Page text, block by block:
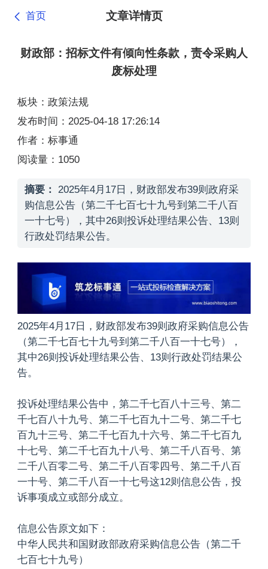
首页 文章详情页
财政部：招标文件有倾向性条款，责令采购人
废标处理
板块：政策法规
发布时间：2025-04-18 17:26:14
作者：标事通
阅读量：1050
摘要：
2025年4月17日，财政部发布39则政府采
购信息公告（第二千七百七十九号到第二千八百
一十七号），其中26则投诉处理结果公告、13则
行政处罚结果公告。
2025年4月17日，财政部发布39则政府采购信息公告
（第二千七百七十九号到第二千八百一十七号），
其中26则投诉处理结果公告、13则行政处罚结果公
告。
投诉处理结果公告中，第二千七百八十三号、第二
千七百八十九号、第二千七百九十二号、第二千七
百九十三号、第二千七百九十六号、第二千七百九
十七号、第二千七百九十八号、第二千八百号、第
二千八百零二号、第二千八百零四号、第二千八百
一十号、第二千八百一十七号这12则信息公告，投
诉事项成立或部分成立。
信息公告原文如下：
中华人民共和国财政部政府采购信息公告（第二千
七百七十九号）